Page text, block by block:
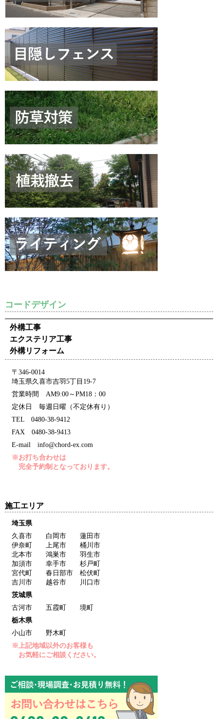
コードデザイン
外構工事
エクステリア工事
外構リフォーム
〒346-0014
埼玉県久喜市吉羽5丁目19-7
営業時間 AM9:00～PM18：00
定休日 毎週日曜（不定休有り）
TEL 0480-38-9412
FAX 0480-38-9413
E-mail info@chord-ex.com
※お打ち合わせは
完全予約制となっております。
施工エリア
埼玉県
久喜市 白岡市 蓮田市
伊奈町 上尾市 桶川市
北本市 鴻巣市 羽生市
加須市 幸手市 杉戸町
宮代町 春日部市 松伏町
吉川市 越谷市 川口市
茨城県
古河市 五霞町 境町
栃木県
小山市 野木町
※上記地域以外のお客様も
お気軽にご相談ください。